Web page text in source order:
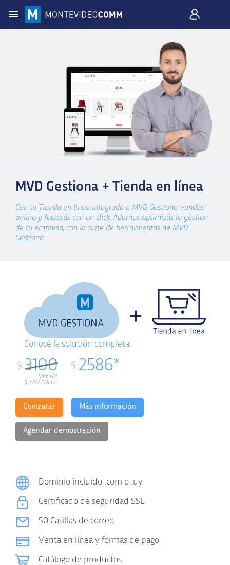
MVD Gestiona + Tienda en línea
Con tu Tienda en línea integrada a MVD Gestiona, vendés
online y facturás con un click. Ademas optimizás la gestión
de tu empresa, con la suite de herramientas de MVD
Gestiona.
Conocé la solución completa
$ 3100
Más IVA
$ 3782IVA inc
$ 2586*
Contratar Más información
Agendar demostración
Dominio incluido .com o .uy
Certificado de seguridad SSL
50 Casillas de correo.
Venta en línea y formas de pago.
Catálogo de productos.